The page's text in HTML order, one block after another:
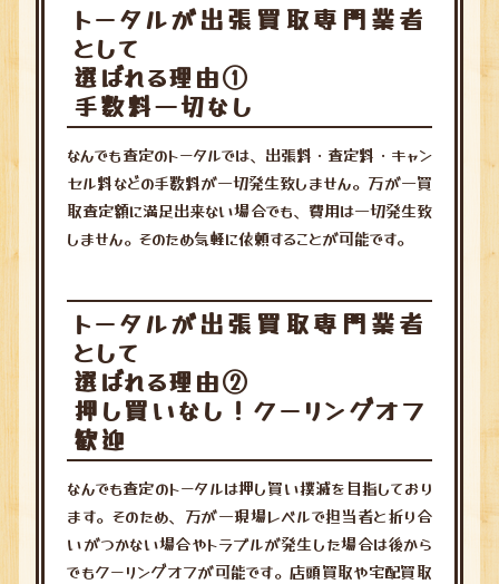
トータルが出張買取専門業者
として
選ばれる理由①
手数料一切なし
なんでも査定のトータルでは、出張料・査定料・キャン
セル料などの手数料が一切発生致しません。万が一買
取査定額に満足出来ない場合でも、費用は一切発生致
しません。そのため気軽に依頼することが可能です。
トータルが出張買取専門業者
として
選ばれる理由②
押し買いなし！クーリングオフ
歓迎
なんでも査定のトータルは押し買い撲滅を目指しており
ます。そのため、万が一現場レベルで担当者と折り合
いがつかない場合やトラブルが発生した場合は後から
でもクーリングオフが可能です。店頭買取や宅配買取